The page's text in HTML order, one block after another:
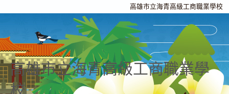
高雄市立海青高級工商職業學校
高雄市立海青高級工商職業學
校